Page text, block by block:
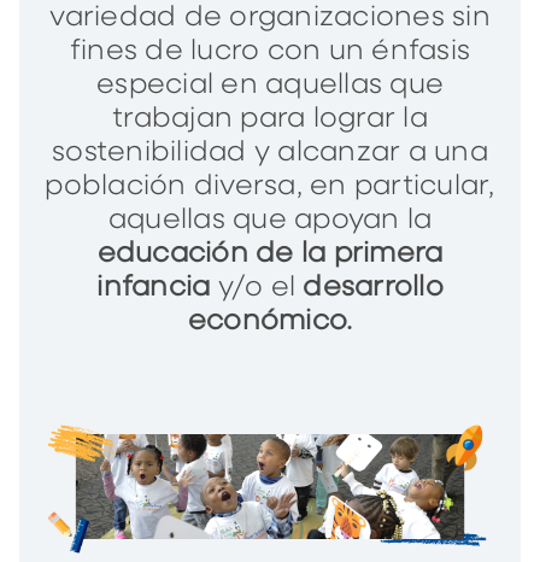
variedad de organizaciones sin
fines de lucro con un énfasis
especial en aquellas que
trabajan para lograr la
sostenibilidad y alcanzar a una
población diversa, en particular,
aquellas que apoyan la
educación de la primera
infancia y/o el desarrollo
económico.